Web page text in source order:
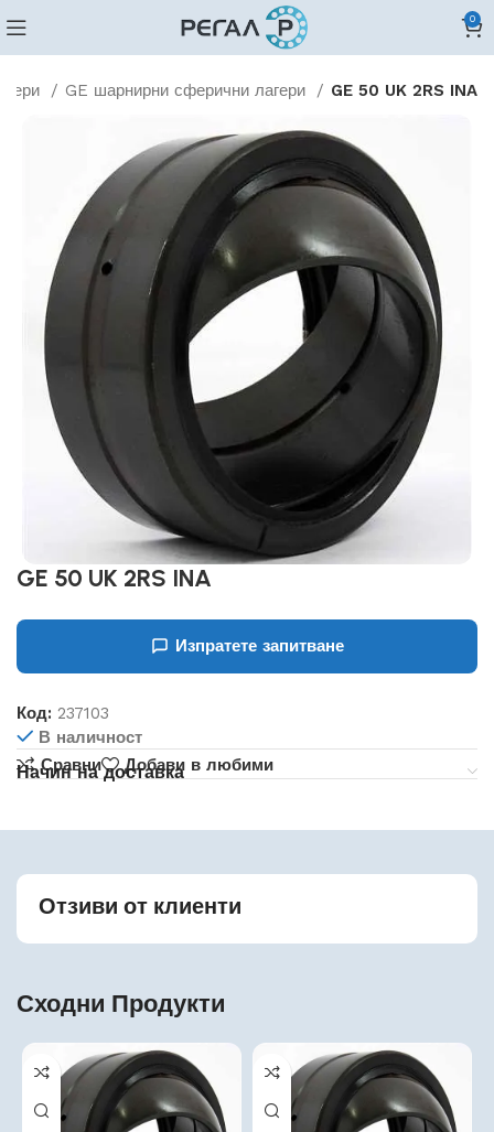
0
GE шарнирни сферични лагери GE 50 UK 2RS INA
GE 50 UK 2RS INA
Изпратете запитване
Код:237103
В наличност
Сравни
Добави в любими
Начин на доставка
Отзиви от клиенти
Сходни Продукти